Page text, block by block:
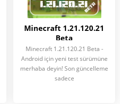
Minecraft 1.21.120.21
Beta
Minecraft 1.21.120.21 Beta -
Android için yeni test sürümüne
merhaba deyin! Son güncelleme
sadece